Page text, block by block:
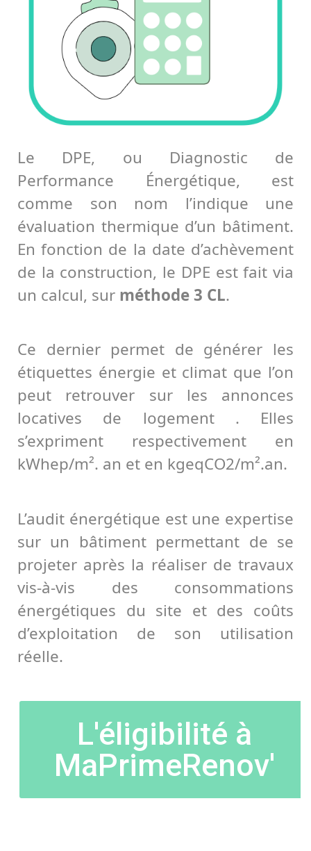
Le DPE, ou Diagnostic de
Performance Énergétique, est
comme son nom l’indique une
évaluation thermique d’un bâtiment.
En fonction de la date d’achèvement
de la construction, le DPE est fait via
un calcul, sur méthode 3 CL.
Ce dernier permet de générer les
étiquettes énergie et climat que l’on
peut retrouver sur les annonces
locatives de logement . Elles
s’expriment respectivement en
kWhep/m². an et en kgeqCO2/m².an.
L’audit énergétique est une expertise
sur un bâtiment permettant de se
projeter après la réaliser de travaux
vis-à-vis des consommations
énergétiques du site et des coûts
d’exploitation de son utilisation
réelle.
L'éligibilité à
MaPrimeRenov'